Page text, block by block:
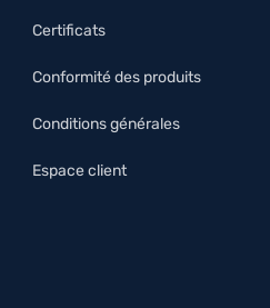
Certificats
Conformité des produits
Conditions générales
Espace client